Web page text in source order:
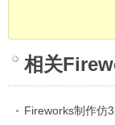
相关
Fireworks制作仿